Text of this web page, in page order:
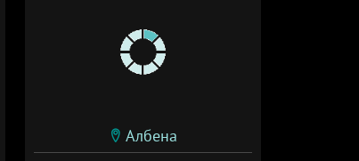
Албена